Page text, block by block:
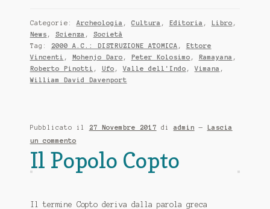
Categorie: Archeologia , Cultura , Editoria , Libro ,
News , Scienza , Società
Tag:
2000 A.C.: DISTRUZIONE ATOMICA , Ettore
Vincenti , Mohenjo Daro , Peter Kolosimo , Ramayana ,
Roberto Pinotti , Ufo ,Valle dell'Indo ,Vimana ,
William David Davenport
Pubblicato il 27 Novembre 2017 di admin — Lascia
un commento
Il Popolo Copto
Il termine Copto deriva dalla parola greca